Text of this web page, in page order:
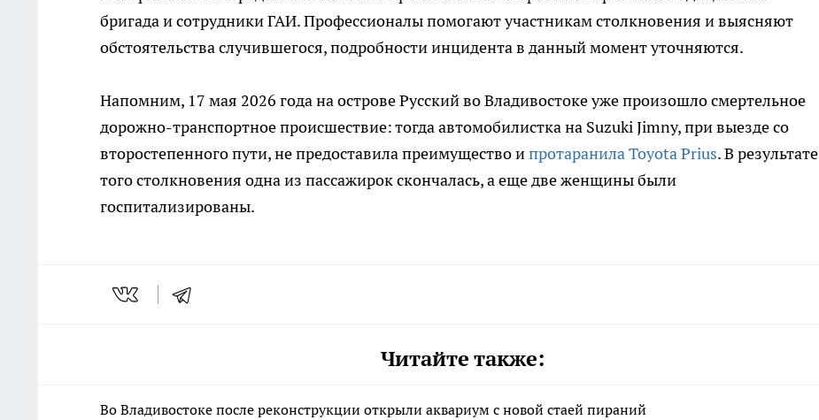
бригада и сотрудники ГАИ. Профессионалы помогают участникам столкновения и выясняют
обстоятельства случившегося, подробности инцидента в данный момент уточняются.
Напомним, 17 мая 2026 года на острове Русский во Владивостоке уже произошло смертельное
дорожно-транспортное происшествие: тогда автомобилистка на Suzuki Jimny, при выезде со
второстепенного пути, не предоставила преимущество ипротаранила Toyota Prius. В результате
того столкновения одна из пассажирок скончалась, а еще две женщины были
госпитализированы.
Читайте также:
Во Владивостоке после реконструкции открыли аквариум с новой стаей пираний